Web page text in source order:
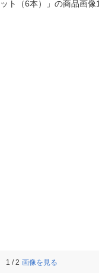
1 / 2 画像を見る